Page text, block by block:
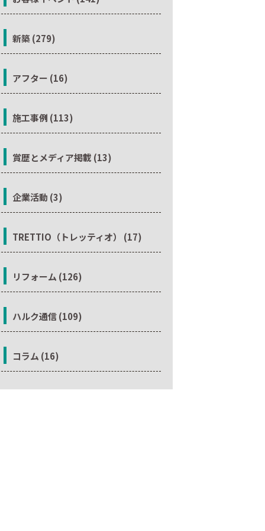
新築 (279)
アフター (16)
施工事例 (113)
賞歴とメディア掲載 (13)
企業活動 (3)
TRETTIO（トレッティオ） (17)
リフォーム (126)
ハルク通信 (109)
コラム (16)